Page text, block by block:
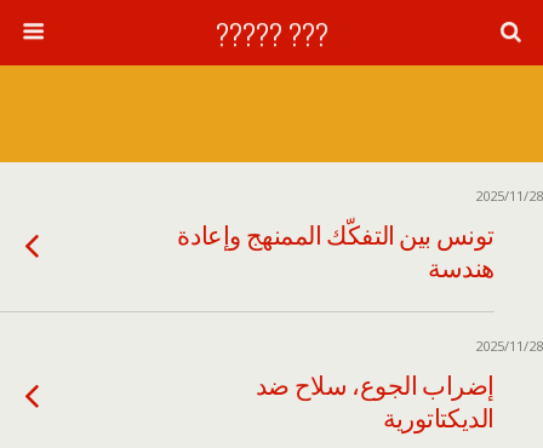
??? ?????
2025/11/28
تونس بين التفكّك الممنهج وإعادة
هندسة
2025/11/28
إضراب الجوع، سلاح ضد
الديكتاتورية